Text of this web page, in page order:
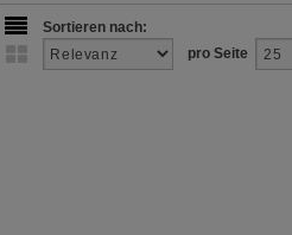
Sortieren nach:
pro Seite